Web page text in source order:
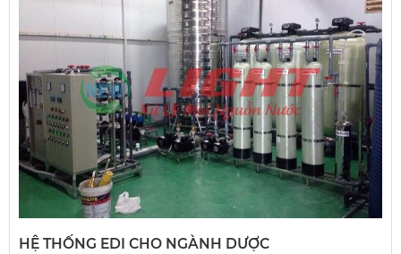
HỆ THỐNG EDI CHO NGÀNH DƯỢC